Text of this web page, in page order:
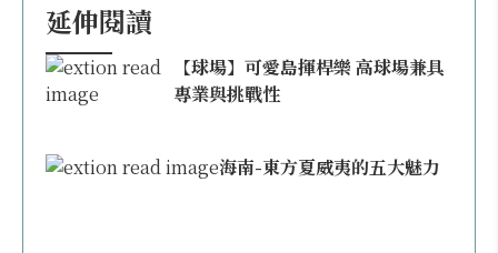
延伸閱讀
【球場】可愛島揮桿樂 高球場兼具
專業與挑戰性
海南-東方夏威夷的五大魅力